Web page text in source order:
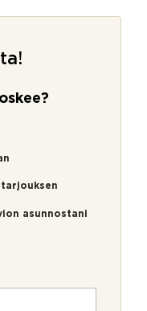
asunnostani